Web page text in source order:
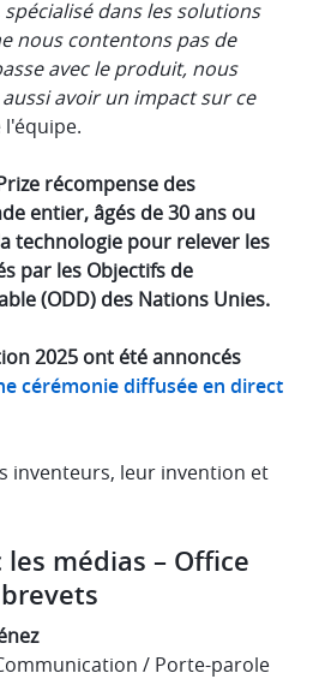
dans les solutions
nous contentons pas de
avec le produit, nous
avoir un impact sur ce
l'équipe.
récompense des
entier, âgés de 30 ans ou
technologie pour relever les
par les Objectifs de
(ODD) des Nations Unies.
2025 ont été annoncés
cérémonie diffusée en direct
inventeurs, leur invention et
les médias – Office
/ Porte-parole